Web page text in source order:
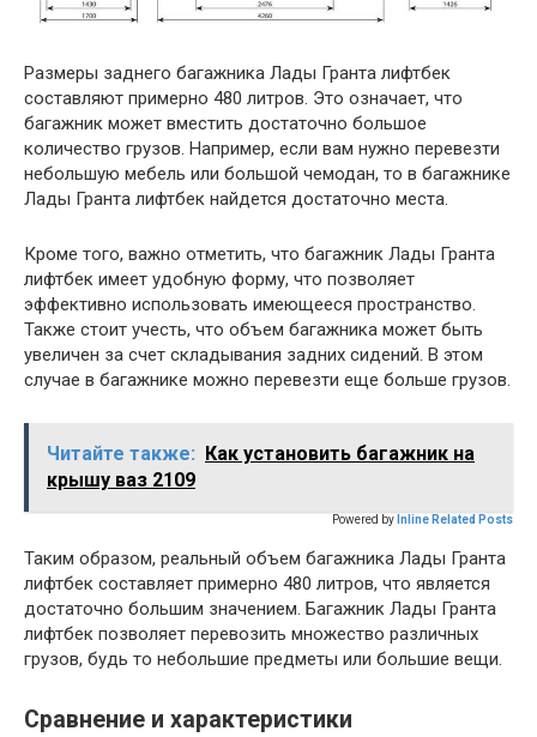
Размеры заднего багажника Лады Гранта лифтбек
составляют примерно 480 литров. Это означает, что
багажник может вместить достаточно большое
количество грузов. Например, если вам нужно перевезти
небольшую мебель или большой чемодан, то в багажнике
Лады Гранта лифтбек найдется достаточно места.
Кроме того, важно отметить, что багажник Лады Гранта
лифтбек имеет удобную форму, что позволяет
эффективно использовать имеющееся пространство.
Также стоит учесть, что объем багажника может быть
увеличен за счет складывания задних сидений. В этом
случае в багажнике можно перевезти еще больше грузов.
Читайте также: Как установить багажник на
крышу ваз 2109
Powered by Inline Related Posts
Таким образом, реальный объем багажника Лады Гранта
лифтбек составляет примерно 480 литров, что является
достаточно большим значением. Багажник Лады Гранта
лифтбек позволяет перевозить множество различных
грузов, будь то небольшие предметы или большие вещи.
Сравнение и характеристики